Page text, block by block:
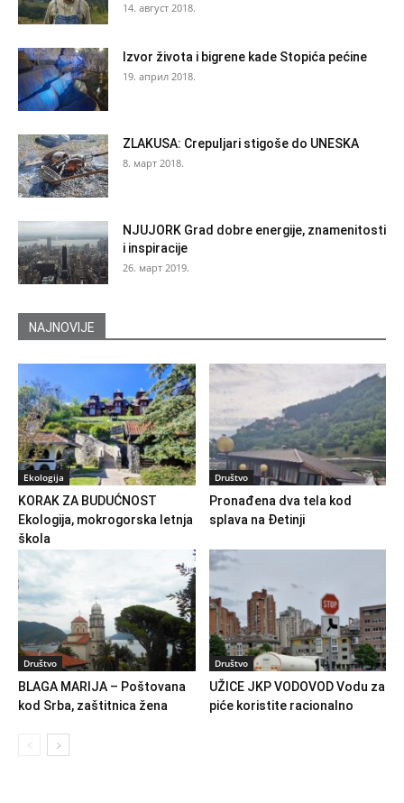
14. август 2018.
Izvor života i bigrene kade Stopića pećine
19. април 2018.
ZLAKUSA: Crepuljari stigoše do UNESKA
8. март 2018.
NJUJORK Grad dobre energije, znamenitosti
i inspiracije
26. март 2019.
NAJNOVIJE
Ekologija
KORAK ZA BUDUĆNOST
Ekologija, mokrogorska letnja
škola
Društvo
Pronađena dva tela kod
splava na Đetinji
Društvo
BLAGA MARIJA – Poštovana
kod Srba, zaštitnica žena
Društvo
UŽICE JKP VODOVOD Vodu za
piće koristite racionalno